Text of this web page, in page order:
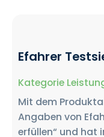
Efahrer
Kategorie
Mit dem
Angaben von
erfüllen“ und hat